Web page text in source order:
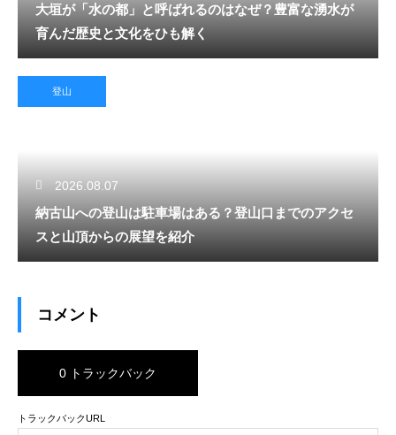
大垣が「水の都」と呼ばれるのはなぜ？豊富な湧水が
育んだ歴史と文化をひも解く
登山
2026.08.07
納古山への登山は駐車場はある？登山口までのアクセ
スと山頂からの展望を紹介
コメント
0 トラックバック
トラックバックURL